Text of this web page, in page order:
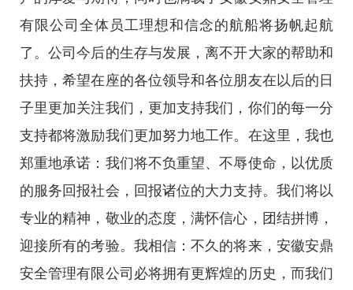
有限公司全体员工理想和信念的航船将扬帆起航
了。公司今后的生存与发展，离不开大家的帮助和
扶持，希望在座的各位领导和各位朋友在以后的日
子里更加关注我们，更加支持我们，你们的每一分
支持都将激励我们更加努力地工作。在这里，我也
郑重地承诺：我们将不负重望、不辱使命，以优质
的服务回报社会，回报诸位的大力支持。我们将以
专业的精神，敬业的态度，满怀信心，团结拼博，
迎接所有的考验。我相信：不久的将来，安徽安鼎
安全管理有限公司必将拥有更辉煌的历史，而我们